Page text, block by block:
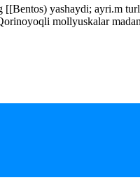
yashaydi; ayri.m
mollyuskalar